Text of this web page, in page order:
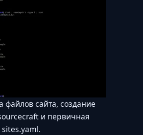
файлов сайта, создание
и первичная
sites.yaml.